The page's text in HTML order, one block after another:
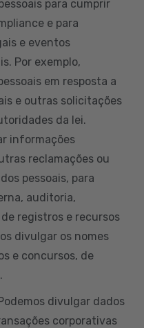
para cumprir
e para
e eventos
Por exemplo,
em resposta a
e outras solicitações
da lei.
informações
reclamações ou
pessoais, para
auditoria,
registros e recursos
divulgar os nomes
e concursos, de
divulgar dados
corporativas